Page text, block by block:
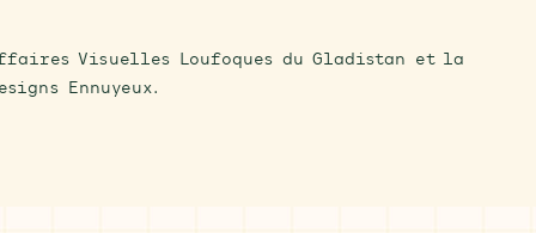
Visuelles Loufoques du Gladistan et la
Ennuyeux.